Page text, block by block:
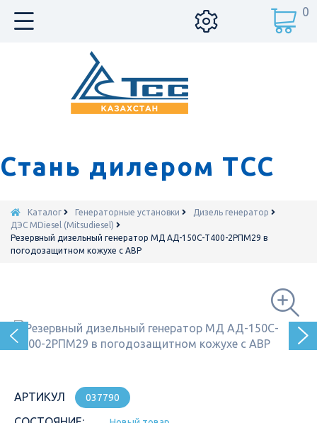
Стань дилером ТСС
0
Каталог Генераторные установки
Дизель генератор
ДЭС MDiesel (Mitsudiesel)
Резервный дизельный генератор МД АД-150С-Т400-2РПМ29 в
погодозащитном кожухе с АВР
АРТИКУЛ 037790